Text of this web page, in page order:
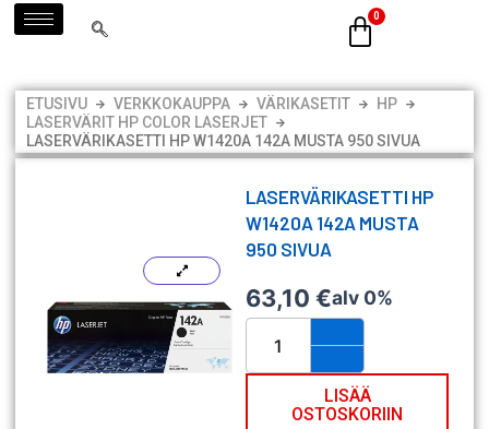
Siirry
sisältöön
ETUSIVU VERKKOKAUPPA VÄRIKASETIT
HP
LASERVÄRIT HP COLOR LASERJET
LASERVÄRIKASETTI HP W1420A 142A MUSTA 950 SIVUA
LASERVÄRIKASETTI HP
W1420A 142A MUSTA
950 SIVUA
63,10€alv 0%
Laservärikasetti
W1420A
LISÄÄ
OSTOSKORIIN